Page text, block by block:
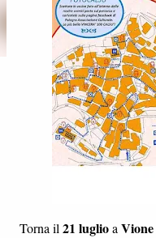
Torna il 21 luglioa Vione